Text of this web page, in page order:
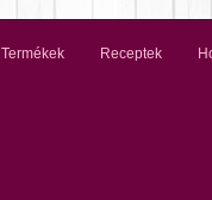
Termékek Receptek